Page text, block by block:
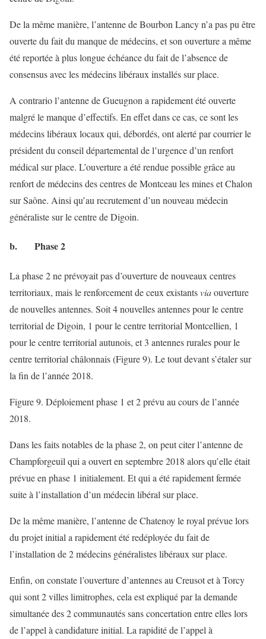
De la même manière, l’antenne de Bourbon Lancy n’a pas pu être
ouverte du fait du manque de médecins, et son ouverture a même
été reportée à plus longue échéance du fait de l’absence de
consensus avec les médecins libéraux installés sur place.
A contrario l’antenne de Gueugnon a rapidement été ouverte
malgré le manque d’effectifs. En effet dans ce cas, ce sont les
médecins libéraux locaux qui, débordés, ont alerté par courrier le
président du conseil départemental de l’urgence d’un renfort
médical sur place. L’ouverture a été rendue possible grâce au
renfort de médecins des centres de Montceau les mines et Chalon
sur Saône. Ainsi qu’au recrutement d’un nouveau médecin
généraliste sur le centre de Digoin.
b. Phase 2
La phase 2 ne prévoyait pas d’ouverture de nouveaux centres
territoriaux, mais le renforcement de ceux existantsviaouverture
de nouvelles antennes. Soit 4 nouvelles antennes pour le centre
territorial de Digoin, 1 pour le centre territorial Montcellien, 1
pour le centre territorial autunois, et 3 antennes rurales pour le
centre territorial châlonnais (Figure 9). Le tout devant s’étaler sur
la fin de l’année 2018.
Figure 9. Déploiement phase 1 et 2 prévu au cours de l’année
2018.
Dans les faits notables de la phase 2, on peut citer l’antenne de
Champforgeuil qui a ouvert en septembre 2018 alors qu’elle était
prévue en phase 1 initialement. Et qui a été rapidement fermée
suite à l’installation d’un médecin libéral sur place.
De la même manière, l’antenne de Chatenoy le royal prévue lors
du projet initial a rapidement été redéployée du fait de
l’installation de 2 médecins généralistes libéraux sur place.
Enfin, on constate l’ouverture d’antennes au Creusot et à Torcy
qui sont 2 villes limitrophes, cela est expliqué par la demande
simultanée des 2 communautés sans concertation entre elles lors
de l’appel à candidature initial. La rapidité de l’appel à